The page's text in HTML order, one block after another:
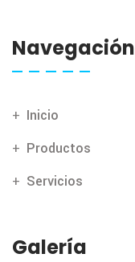
Navegación
Inicio
Productos
Servicios
Galería